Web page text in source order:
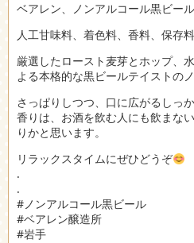
ベアレン、ノンアルコール黒ビール
人工甘味料、着色料、香料、保存
厳選したロースト麦芽とホップ、
よる本格的な黒ビールテイストの
さっぱりしつつ、口に広がるしっ
香りは、お酒を飲む人にも飲まな
りかと思います。
リラックスタイムにぜひどうぞ
.
.
#ノンアルコール黒ビール
#ベアレン醸造所
#岩手